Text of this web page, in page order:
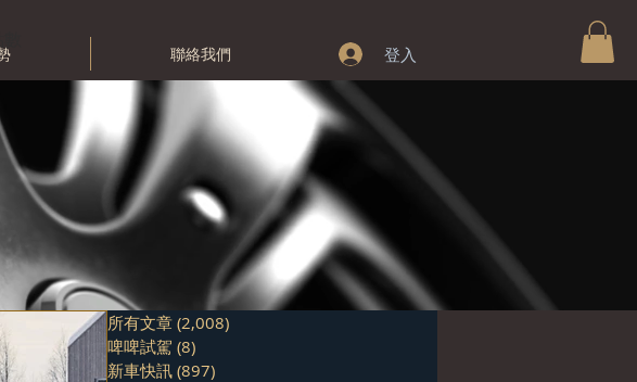
聯絡我們 登入
所有文章 (2,008)
啤啤試駕 (8)
新車快訊 (897)